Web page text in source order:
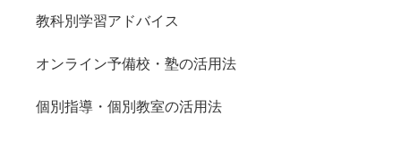
教科別学習アドバイス
オンライン予備校・塾の活用法
個別指導・個別教室の活用法